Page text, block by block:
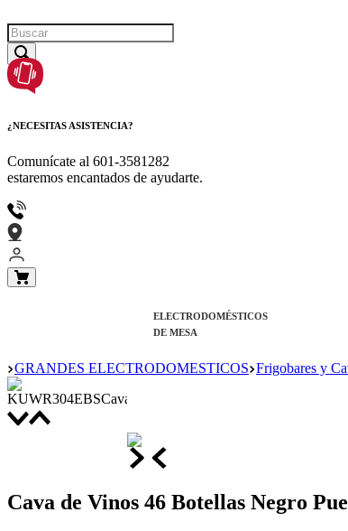
¿NECESITAS ASISTENCIA?
Comunícate al 601-3581282
estaremos encantados de ayudarte.
ELECTRODOMÉSTICOS
DE MESA
GRANDES ELECTRODOMESTICOS Frigobares y
Cava de Vinos 46 Botellas Negro